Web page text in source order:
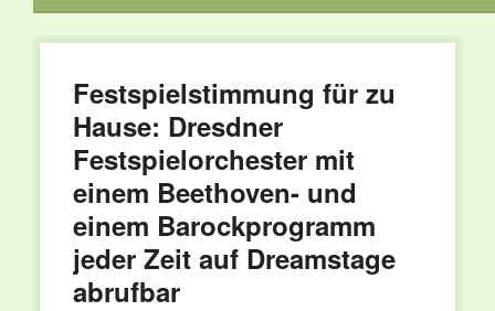
Festspielstimmung für zu
Hause: Dresdner
Festspielorchester mit
einem Beethoven- und
einem Barockprogramm
jeder Zeit auf Dreamstage
abrufbar